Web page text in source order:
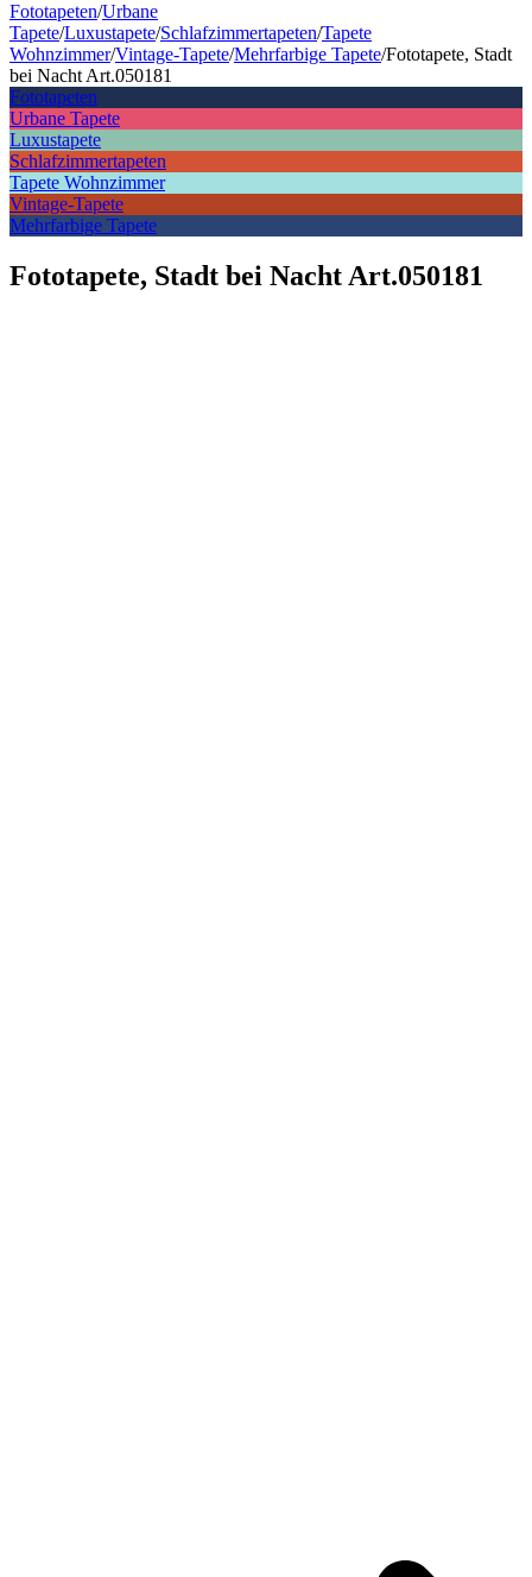
Fototapeten/Urbane
Tapete/Luxustapete/Schlafzimmertapeten/Tapete
Wohnzimmer/Vintage-Tapete/Mehrfarbige Tapete/Fototapete, Stadt
bei Nacht Art.050181
Fototapeten
Urbane Tapete
Luxustapete
Schlafzimmertapeten
Tapete Wohnzimmer
Vintage-Tapete
Mehrfarbige Tapete
Fototapete, Stadt bei Nacht Art.050181